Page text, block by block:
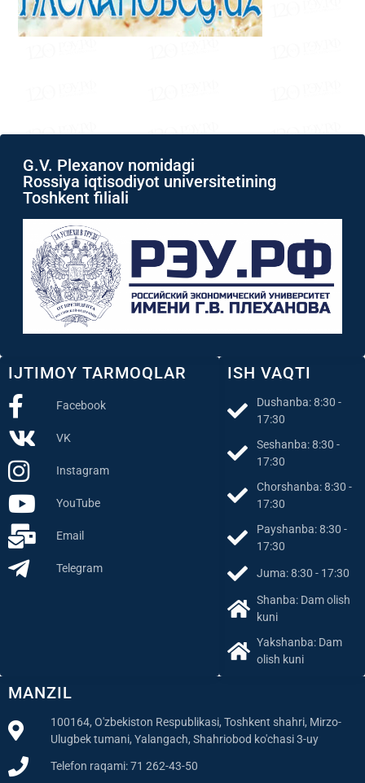
MANZIL
Ulugbek tumani, Yalangach, Shahriobod ko'chasi 3-uy
ISH VAQTI
17:30
17:30
17:30
17:30
Juma: 8:30 - 17:30
kuni
IJTIMOY TARMOQLAR
Facebook
VK
Instagram
YouTube
Email
G.V. Plexanov nomidagi
Toshkent filiali